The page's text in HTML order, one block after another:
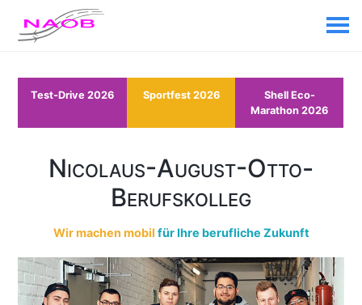
Test-Drive 2026 Sportfest 2026
Shell Eco-
Marathon 2026
Nicolaus-August-Otto-
Berufskolleg
Wir machen mobil für Ihre berufliche Zukunft